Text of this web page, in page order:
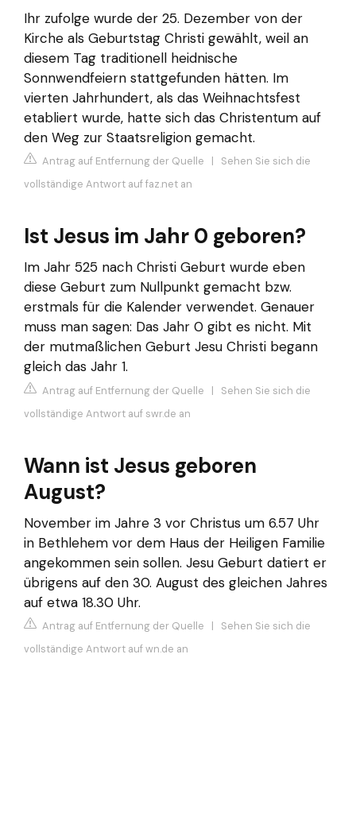
Ihr zufolge wurde der 25. Dezember von der
Kirche als Geburtstag Christi gewählt, weil an
diesem Tag traditionell heidnische
Sonnwendfeiern stattgefunden hätten. Im
vierten Jahrhundert, als das Weihnachtsfest
etabliert wurde, hatte sich das Christentum auf
den Weg zur Staatsreligion gemacht.
Antrag auf Entfernung der Quelle | Sehen Sie sich die
vollständige Antwort auf faz.net an
Ist Jesus im Jahr 0 geboren?
Im Jahr 525 nach Christi Geburt wurde eben
diese Geburt zum Nullpunkt gemacht bzw.
erstmals für die Kalender verwendet. Genauer
muss man sagen: Das Jahr 0 gibt es nicht. Mit
der mutmaßlichen Geburt Jesu Christi begann
gleich das Jahr 1.
Antrag auf Entfernung der Quelle | Sehen Sie sich die
vollständige Antwort auf swr.de an
Wann ist Jesus geboren
August?
November im Jahre 3 vor Christus um 6.57 Uhr
in Bethlehem vor dem Haus der Heiligen Familie
angekommen sein sollen. Jesu Geburt datiert er
übrigens auf den 30. August des gleichen Jahres
auf etwa 18.30 Uhr.
Antrag auf Entfernung der Quelle | Sehen Sie sich die
vollständige Antwort auf wn.de an